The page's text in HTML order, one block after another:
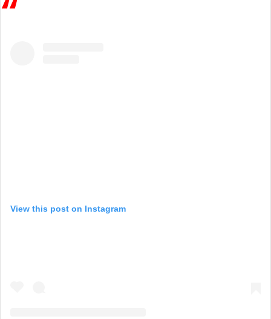
View this post on Instagram